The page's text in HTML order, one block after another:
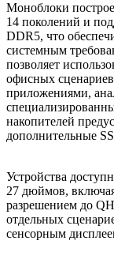
Моноблоки
14 поколений и
DDR5, что
системным
позволяет
офисных
приложениями,
накопителей
дополнительные
Устройства
27 дюймов,
разрешением до
отдельных
сенсорным